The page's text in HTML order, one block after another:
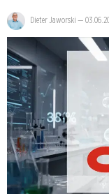
Dieter Jaworski —